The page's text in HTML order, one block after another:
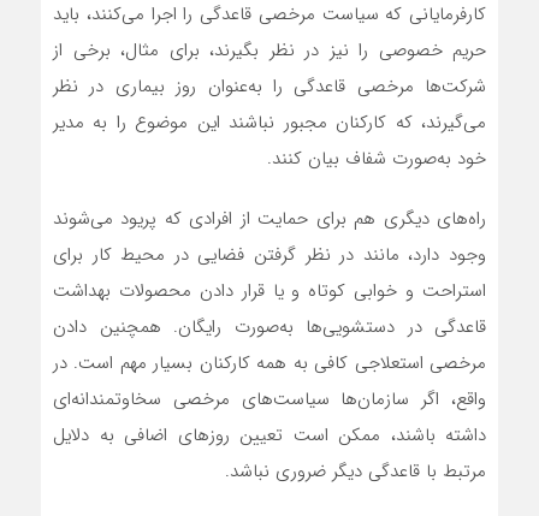
کارفرمایانی که سیاست مرخصی قاعدگی را اجرا می‌کنند، باید
حریم خصوصی را نیز در نظر بگیرند، برای مثال، برخی از
شرکت‌ها مرخصی قاعدگی را به‌عنوان روز بیماری در نظر
می‌گیرند، که کارکنان مجبور نباشند این موضوع را به مدیر
خود به‌صورت شفاف بیان کنند.
راه‌های دیگری هم برای حمایت از افرادی که پریود می‌شوند
وجود دارد، مانند در نظر گرفتن فضایی در محیط کار برای
استراحت و خوابی کوتاه و یا قرار دادن محصولات بهداشت
قاعدگی در دستشویی‌ها به‌صورت رایگان. همچنین دادن
مرخصی استعلاجی کافی به همه کارکنان بسیار مهم است. در
واقع، اگر سازمان‌ها سیاست‌های مرخصی سخاوتمندانه‌ای
داشته باشند، ممکن است تعیین روزهای اضافی به دلایل
مرتبط با قاعدگی دیگر ضروری نباشد.